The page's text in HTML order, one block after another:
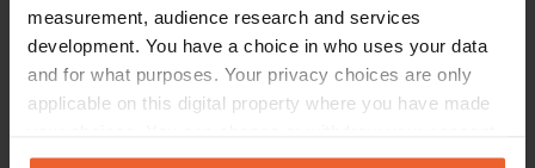
measurement, audience research and services
development. You have a choice in who uses your data
and for what purposes. Your privacy choices are only
applicable on this digital property where you have made
any time from the Cookie Declaration or by clicking on
Contact
Avenida do Arenteiro 23
Copie